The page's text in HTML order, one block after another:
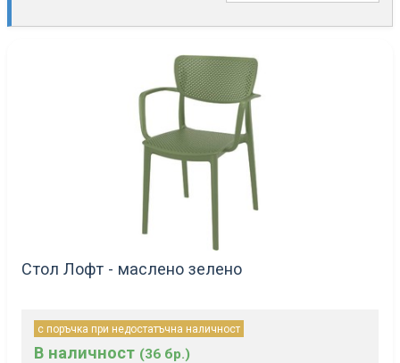
Стол Лофт - маслено зелено
с поръчка при недостатъчна наличност
В наличност (36 бр.)